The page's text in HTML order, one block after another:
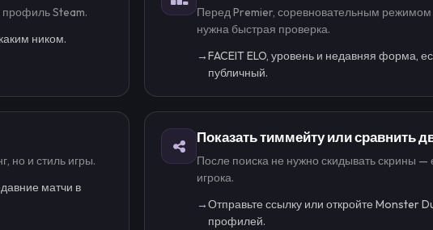
профиль Steam.
ником.
Перед Premier, соревновательным режимом
нужна быстрая проверка.
→FACEIT ELO, уровень и недавняя форма,
публичный.
но и стиль игры.
матчи в
Показать тиммейту или сравнить
После поиска не нужно скидывать скрины —
игрока.
→Отправьте ссылку или откройте Monster
профилей.